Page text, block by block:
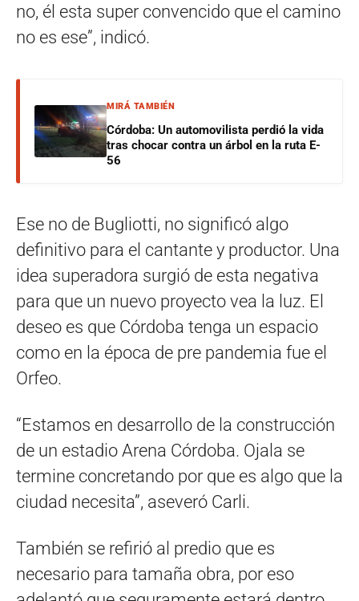
no, él esta super convencido que el camino
no es ese”, indicó.
MIRÁ TAMBIÉN
Córdoba: Un automovilista perdió la vida
tras chocar contra un árbol en la ruta E-
56
Ese no de Bugliotti, no significó algo
definitivo para el cantante y productor. Una
idea superadora surgió de esta negativa
para que un nuevo proyecto vea la luz. El
deseo es que Córdoba tenga un espacio
como en la época de pre pandemia fue el
Orfeo.
“Estamos en desarrollo de la construcción
de un estadio Arena Córdoba. Ojala se
termine concretando por que es algo que la
ciudad necesita”, aseveró Carli.
También se refirió al predio que es
necesario para tamaña obra, por eso